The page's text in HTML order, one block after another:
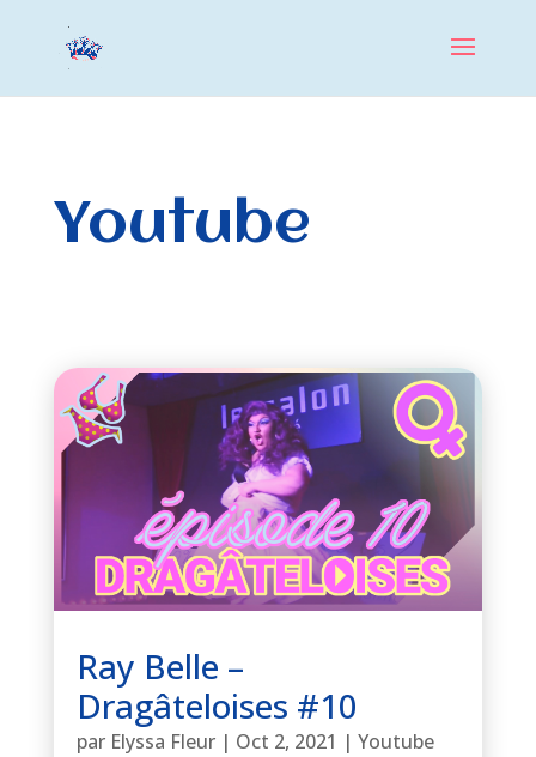
Youtube
Ray Belle –
Dragâteloises #10
par Elyssa Fleur| Oct 2, 2021 | Youtube